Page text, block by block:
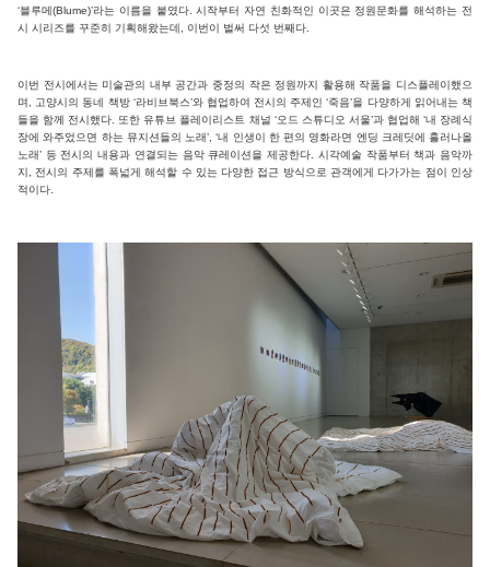
‘블루메(Blume)’라는 이름을 붙였다. 시작부터 자연 친화적인 이곳은 정원문화를 해석하는 전
시 시리즈를 꾸준히 기획해왔는데, 이번이 벌써 다섯 번째다.
이번 전시에서는 미술관의 내부 공간과 중정의 작은 정원까지 활용해 작품을 디스플레이했으
며, 고양시의 동네 책방 ‘라비브북스’와 협업하여 전시의 주제인 ‘죽음’을 다양하게 읽어내는 책
들을 함께 전시했다. 또한 유튜브 플레이리스트 채널 ‘오드 스튜디오 서울’과 협업해 ‘내 장례식
장에 와주었으면 하는 뮤지션들의 노래’, ‘내 인생이 한 편의 영화라면 엔딩 크레딧에 흘러나올
노래’ 등 전시의 내용과 연결되는 음악 큐레이션을 제공한다. 시각예술 작품부터 책과 음악까
지, 전시의 주제를 폭넓게 해석할 수 있는 다양한 접근 방식으로 관객에게 다가가는 점이 인상
적이다.